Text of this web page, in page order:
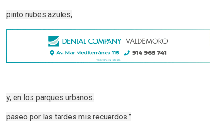
pinto nubes azules,
y, en los parques urbanos,
paseo por las tardes mis recuerdos.”